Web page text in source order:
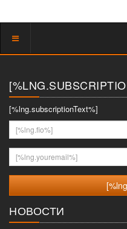
Показать
[%lng.subscriptionText%]
[%lng.fio%]
[%lng.youremail%]
НОВОСТИ